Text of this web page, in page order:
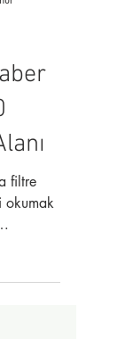
filtre
okumak